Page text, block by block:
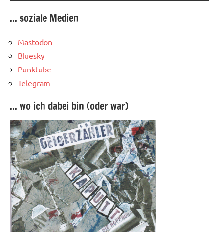
... soziale Medien
Mastodon
Bluesky
Punktube
Telegram
... wo ich dabei bin (oder war)